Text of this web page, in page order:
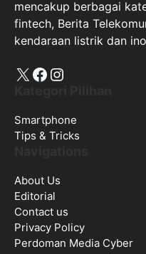
mencakup berbagai
fintech, Berita
kendaraan listrik dan
X Facebook
Instagram
Smartphone
Tips & Tricks
About Us
Editorial
Contact us
Privacy Policy
Perdoman Media Cyber